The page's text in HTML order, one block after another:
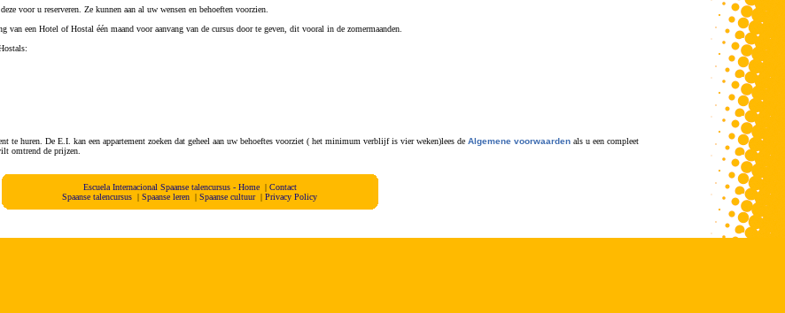
voor u reserveren. Ze kunnen aan al uw wensen en behoeften voorzien.
van een Hotel of Hostal één maand voor aanvang van de cursus door te geven, dit vooral in de zomermaanden.
te huren. De E.I. kan een appartement zoeken dat geheel aan uw behoeftes voorziet ( het minimum verblijf is vier weken)lees de Algemene voorwaardenals u een compleet
omtrend de prijzen.
Escuela Internacional Spaanse talencursus - Home | Contact
Spaanse talencursus | Spaanse leren | Spaanse cultuur| Privacy Policy